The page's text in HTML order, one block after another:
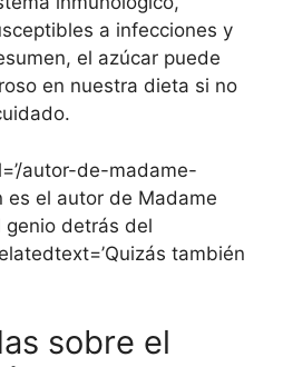
a infecciones y
el azúcar puede
en nuestra dieta si no
autor-de-madame-
es el autor de Madame
genio detrás del
también
sobre el